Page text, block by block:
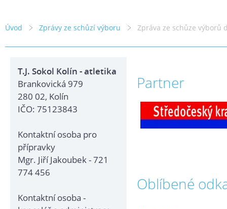
Úvod Zprávy ze schůzí výboru Zpráva ze schůze výborů
T.J. Sokol Kolín - atletika
Brankovická 979
280 02, Kolín
IČO: 75123843
Kontaktní osoba pro
přípravky
Mgr. Jiří Jakoubek - 721
774 456
Kontaktní osoba -
Partner
Oblíbené